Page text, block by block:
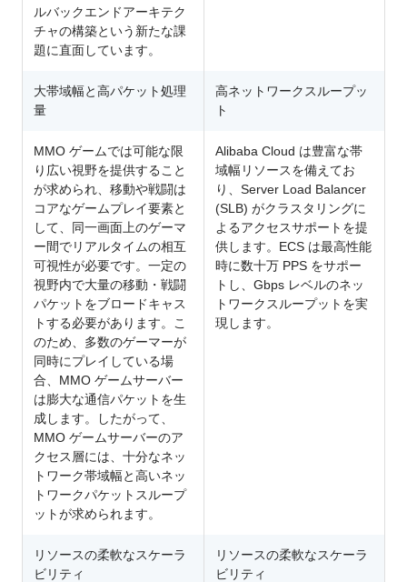
ルバックエンドアーキテク
チャの構築という新たな課
題に直面しています。
大帯域幅と高パケット処理
量
高ネットワークスループッ
ト
MMO ゲームでは可能な限
り広い視野を提供すること
が求められ、移動や戦闘は
コアなゲームプレイ要素と
して、同一画面上のゲーマ
ー間でリアルタイムの相互
可視性が必要です。一定の
視野内で大量の移動・戦闘
パケットをブロードキャス
トする必要があります。こ
のため、多数のゲーマーが
同時にプレイしている場
合、MMO ゲームサーバー
は膨大な通信パケットを生
成します。したがって、
MMO ゲームサーバーのア
クセス層には、十分なネッ
トワーク帯域幅と高いネッ
トワークパケットスループ
ットが求められます。
Alibaba Cloud は豊富な帯
域幅リソースを備えてお
り、Server Load Balancer
(SLB) がクラスタリングに
よるアクセスサポートを提
供します。ECS は最高性能
時に数十万 PPS をサポー
トし、Gbps レベルのネッ
トワークスループットを実
現します。
リソースの柔軟なスケーラ
ビリティ
リソースの柔軟なスケーラ
ビリティ